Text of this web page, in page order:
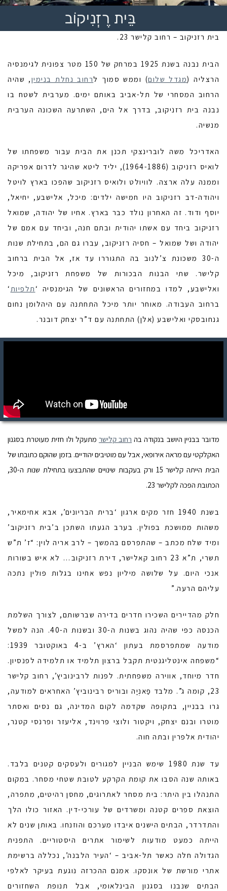
בֵּית רֶזְנִיקוֹב
בית רזניקוב – רחוב קלישר 23.
הבית נבנה בשנת 1925 במרחק של 150 מטר צפונית לגימנסיה
הרצליה (מגדל שלום) וממש סמוך לרחוב נחלת בנימין, שהיה
הרחוב המסחרי של תל-אביב באותם ימים. מערבית לשטח בו
נבנה בית רזניקוב, בדרך אל הים, השתרעה השכונה הערבית
מנשיה.
האדריכל משה לוברינצקי תכנן את הבית עבור משפחתו של
לואיס רזניקוב (1964-1886), יליד ליטא שהיגר לדרום אפריקה
וממנה עלה ארצה. לוויולט ולואיס רזניקוב שהפכו בארץ לויטל
ויהודה-דב רזניקוב היו חמישה ילדים: מיכל, אלישבע, יחיאל,
יוסף ודוד. זה האחרון נולד כבר בארץ. אחיו של יהודה, שמואל
רזניקוב ביחד עם אשתו יהודית ובתם חנה, וביחד עם אמם של
יהודה ושל שמואל – חסיה רזניקוב, עברו גם הם, בתחילת שנות
ה-30 משכונת צ’לנוב בה התגוררו עד אז, אל הבית ברחוב
קלישר. שתי הבנות הבכורות של משפחת רזניקוב, מיכל
ואלישבע, למדו במחזורים הראשונים של הגימנסיה ‘תלפיות‘
ברחוב העבודה. מאוחר יותר מיכל התחתנה עם היהלומן נחום
גנחובסקי ואלישבע (אלן) התחתנה עם ד”ר יצחק דובנר.
מדובר בבניין היושב בנקודה בה רחוב קלישר מתעקל ולו חזית מעוטרת בסגנון
האקלקטי עם מראה אירופאי, אבל עם מוטיבים יהודיים. בזמן שהוקם כתובתו של
הבית הייתה קלישר 15 ורק בעקבות שינויים שהתבצעו בתחילת שנות ה-30,
הכתובת הפכה לקלישר 23.
בשנת 1940 חזר מקים ארגון ‘ברית הבריונים’, אבא אחימאיר,
משהות ממושכת בפולין. בערב הגעתו השתכן ב’בית רזניקוב’
ומיד שלח מכתב – שהתפרסם בהמשך – לרב אריה לוין: “ז’ ת”ש
תשרי, ת”א 23 רחוב קאלישר, דירת רזניקוב… לא איש בשורות
אנכי היום. על שלושה מיליון נפש אחינו בגלות פולין נתכה
עליהם הרעה.”
חלק מהדיירים השכירו חדרים בדירה שברשותם, לצורך השלמת
הכנסה כפי שהיה נהוג בשנות ה-30 ובשנות ה-40. הנה למשל
מודעה שמתפרסמת בעתון ‘הארץ’ ב-4 באוקטובר 1939:
“משפחה אינטליגנטית תקבל ברצון תלמיד או תלמידה לפנסיון.
חדר מיוחד, אווירה משפחתית. לפנות לרבינוביץ’, רחוב קלישר
23, קומה ג”. מלבד פַאנְיָה ובוריס רבינוביץ’ האחראים למודעה,
גרו בבניין, בתקופה שקדמה לקום המדינה, גם נסים ואסתר
מוטרו ובנם יצחק, ויקטור ולוצי פרוינד, אליעזר ופרנסי קטנר,
יהודית אלפרין ובתה חוה.
עד שנת 1980 שימש הבניין למגורים ולעסקים קטנים בלבד.
באותה שנה הסבו את קומת הקרקע לטובת שטחי מסחר. במקום
התנהלו בין היתר: בית מסחר לאתרוגים, מחסן רהיטים, מתפרה,
הוצאת ספרים קטנה ומשרדים של עורכי-דין. האזור כולו הלך
והתדרדר, הבתים הישנים איבדו מערכם והוזנחו. באותן שנים לא
הייתה כמעט מודעות לשימור אתרים היסטוריים. התפנית
הגדולה חלה כאשר תל-אביב – ‘העיר הלבנה’, נכללה ברשימת
אתרי מורשת של אונסקו. אמנם ההכרזה נוגעת בעיקר לאלפי
הבתים שנבנו בסגנון הבינלאומי, אבל תנופת השחזורים